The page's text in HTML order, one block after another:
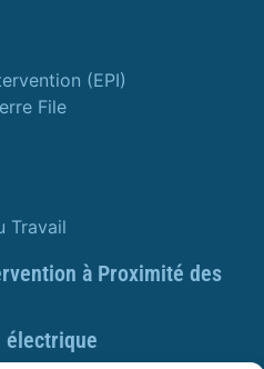
(EPI)
File
Travail
à Proximité des
électrique